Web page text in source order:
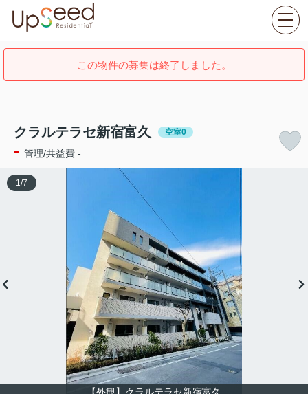
この物件の募集は終了しました。
クラルテラセ新宿富久 空室0
- 管理/共益費 -
1 /7